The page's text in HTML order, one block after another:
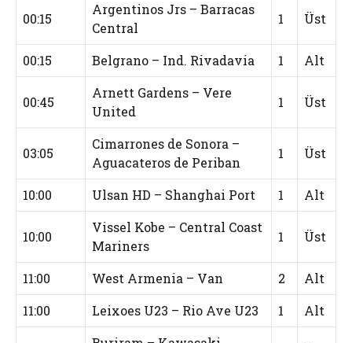
00:15
Argentinos Jrs – Barracas
Central
1 Üst
00:15 Belgrano – Ind. Rivadavia 1 Alt
00:45
Arnett Gardens – Vere
United
1 Üst
03:05
Cimarrones de Sonora –
Aguacateros de Periban
1 Üst
10:00 Ulsan HD – Shanghai Port 1 Alt
10:00
Vissel Kobe – Central Coast
Mariners
1 Üst
11:00 West Armenia – Van 2
Alt
11:00
Leixoes U23 – Rio Ave U23 1 Alt